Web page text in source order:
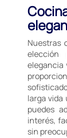
Nuestras
elección
elegancia
larga vida
puedes
interés,
sin